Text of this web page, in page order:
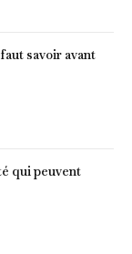
savoir avant
qui peuvent